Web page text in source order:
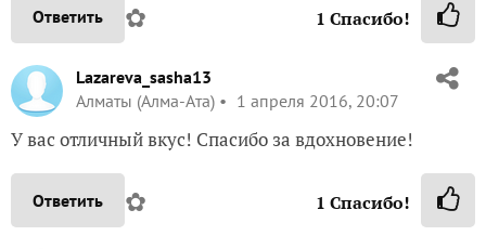
Ответить ✿ 1 Спасибо!
Lazareva_sasha13
Алматы (Алма-Ата)
1 апреля 2016, 20:07
У вас отличный вкус! Спасибо за вдохновение!
Ответить ✿ 1 Спасибо!